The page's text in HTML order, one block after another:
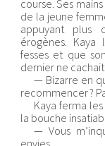
course. Ses
de la jeune
appuyant plus
érogènes. Kaya
fesses et que
dernier ne cachait
— Bizarre en
recommencer ?
Kaya ferma
la bouche
— Vous
envies.